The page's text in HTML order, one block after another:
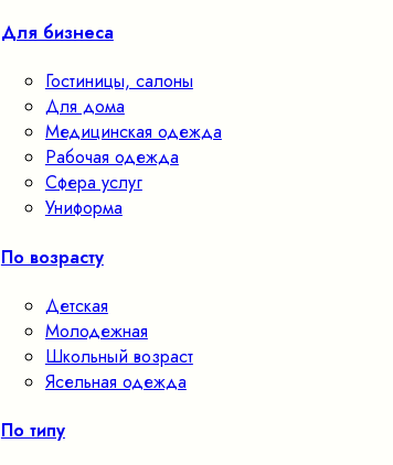
Для бизнеса
Гостиницы, салоны
Для дома
Медицинская одежда
Рабочая одежда
Сфера услуг
Униформа
По возрасту
Детская
Молодежная
Школьный возраст
Ясельная одежда
По типу